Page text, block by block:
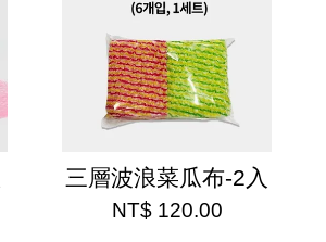
三層波浪菜瓜布-2入
NT$ 120.00